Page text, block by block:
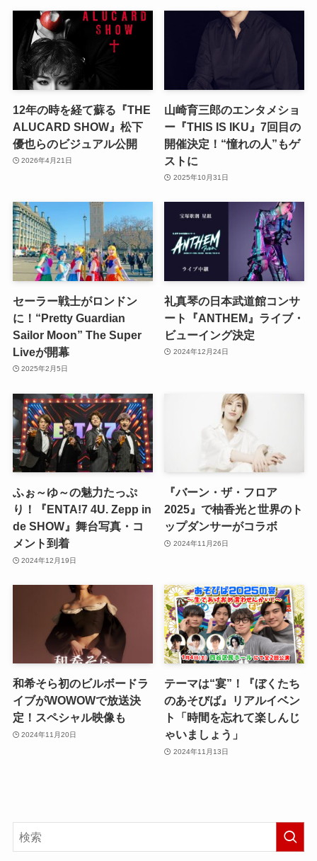
12年の時を経て蘇る『THE
ALUCARD SHOW』松下
優也らのビジュアル公開
2026年4月21日
山崎育三郎のエンタメショ
ー『THIS IS IKU』7回目の
開催決定！“憧れの人”もゲ
ストに
2025年10月31日
セーラー戦士がロンドン
に！“Pretty Guardian
Sailor Moon” The Super
Liveが開幕
2025年2月5日
礼真琴の日本武道館コンサ
ート『ANTHEM』ライブ・
ビューイング決定
2024年12月24日
ふぉ～ゆ～の魅力たっぷ
り！『ENTA!7 4U. Zepp in
de SHOW』舞台写真・コ
メント到着
2024年12月19日
『バーン・ザ・フロア
2025』で柚香光と世界のト
ップダンサーがコラボ
2024年11月26日
和希そら初のビルボードラ
イブがWOWOWで放送決
定！スペシャル映像も
2024年11月20日
テーマは“宴”！『ぼくたち
のあそびば』リアルイベン
ト「時間を忘れて楽しんじ
ゃいましょう」
2024年11月13日